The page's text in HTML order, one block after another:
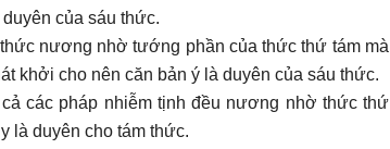
của sáu thức.
nương nhờ tướng phần của thức thứ tám mà
khởi cho nên căn bản ý là duyên của sáu thức.
các pháp nhiễm tịnh đều nương nhờ thức thứ
là duyên cho tám thức.